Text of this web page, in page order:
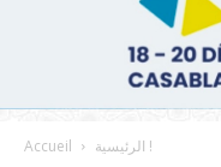
Accueil الرئيسية !